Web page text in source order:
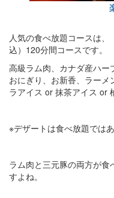
人気の食べ放題コースは
込）120分間コースです。
高級ラム肉、カナダ産ハー
おにぎり、お新香、ラーメ
ラアイス or 抹茶アイス or
※デザートは食べ放題では
ラム肉と三元豚の両方が
すよね。